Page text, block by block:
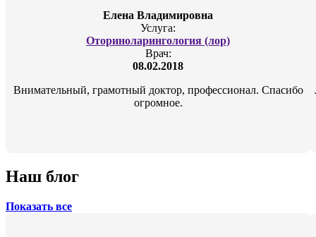
Елена Владимировна
Услуга:
Оториноларингология (лор)
Врач:
08.02.2018
Внимательный, грамотный доктор, профессионал. Спасибо
огромное.
Наш блог
Показать все